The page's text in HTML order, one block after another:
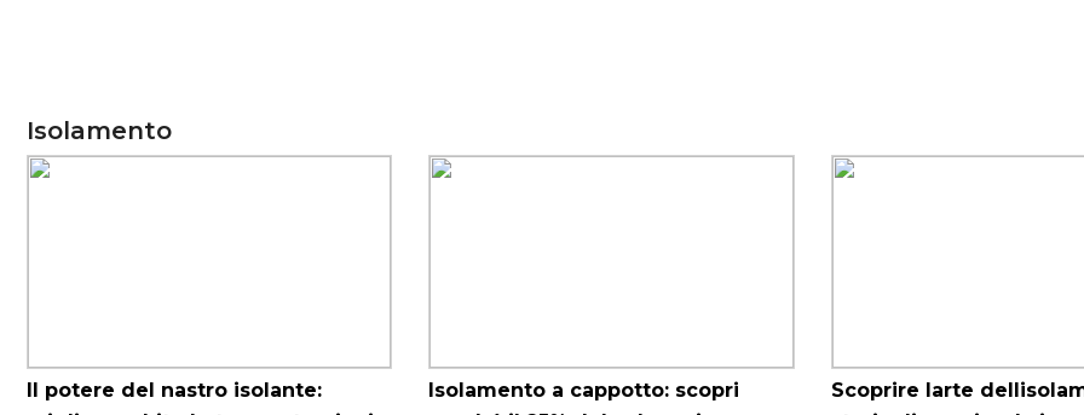
Isolamento
Il potere del nastro isolante:
Isolamento a cappotto: scopri
Scoprire larte